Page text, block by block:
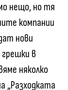
нещо, но тя
компании
нови
в
няколко
„Разходката